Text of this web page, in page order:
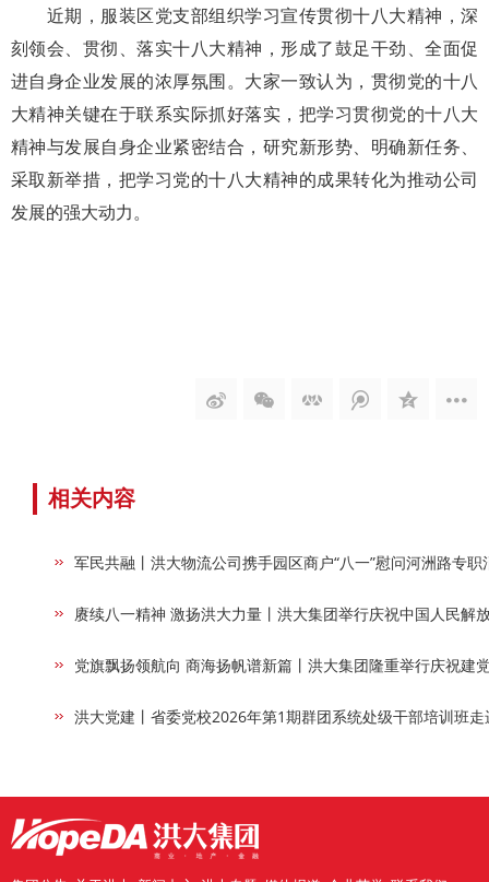
近期，服装区党支部组织学习宣传贯彻十八大精神，深
刻领会、贯彻、落实十八大精神，形成了鼓足干劲、全面促
进自身企业发展的浓厚氛围。大家一致认为，贯彻党的十八
大精神关键在于联系实际抓好落实，把学习贯彻党的十八大
精神与发展自身企业紧密结合，研究新形势、明确新任务、
采取新举措，把学习党的十八大精神的成果转化为推动公司
发展的强大动力。
相关内容
军民共融丨洪大物流公司携手园区商户“八一”慰问河洲路专职
赓续八一精神 激扬洪大力量丨洪大集团举行庆祝中国人民解
党旗飘扬领航向 商海扬帆谱新篇丨洪大集团隆重举行庆祝建
洪大党建丨省委党校2026年第1期群团系统处级干部培训班